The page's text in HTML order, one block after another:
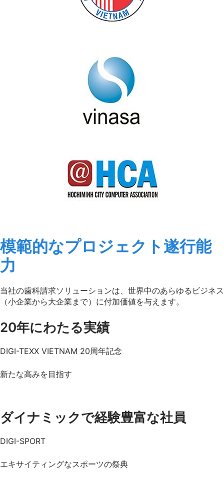
模範的なプロジェクト遂行能
力
当社の歯科請求ソリューションは、世界中のあらゆるビジネス
（小企業から大企業まで）に付加価値を与えます。
20年にわたる実績
DIGI-TEXX VIETNAM 20周年記念
新たな高みを目指す
ダイナミックで経験豊富な社員
DIGI-SPORT
エキサイティングなスポーツの祭典